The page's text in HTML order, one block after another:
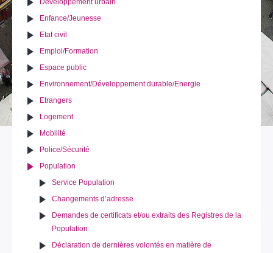
Développement urbain
Enfance/Jeunesse
Etat civil
Emploi/Formation
Espace public
Environnement/Développement durable/Energie
Etrangers
Logement
Mobilité
Police/Sécurité
Population
Service Population
Changements d’adresse
Demandes de certificats et/ou extraits des Registres de la
Population
Déclaration de dernières volontés en matière de